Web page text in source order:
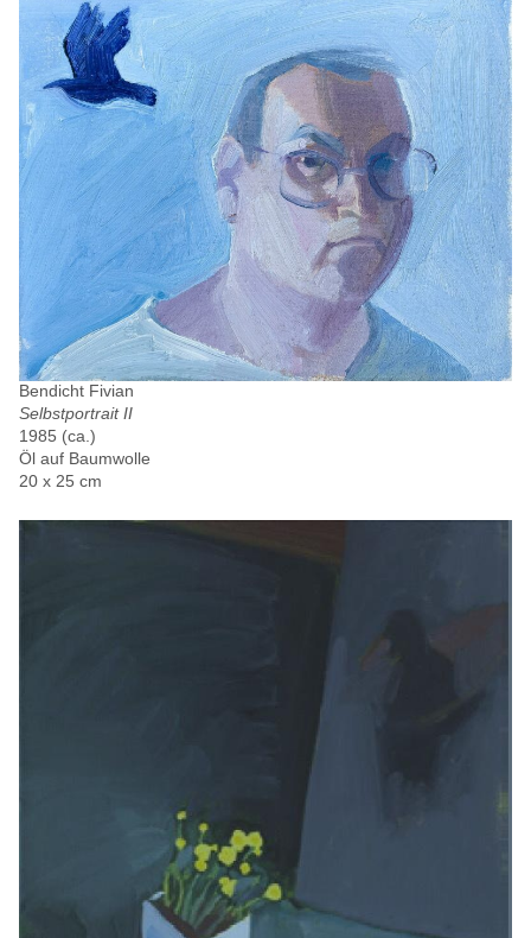
Bendicht Fivian
Selbstportrait II
1985 (ca.)
Öl auf Baumwolle
20 x 25 cm